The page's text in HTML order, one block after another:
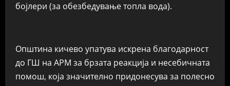
бојлери (за обезбедување топла вода).
Општина кичево упатува искрена благодарност
до ГШ на АРМ за брзата реакција и несебичната
помош, која значително придонесува за полесно